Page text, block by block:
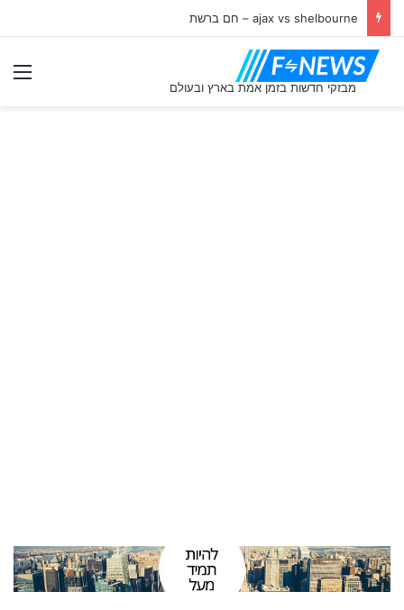
ajax vs shelbourne – חם ברשת